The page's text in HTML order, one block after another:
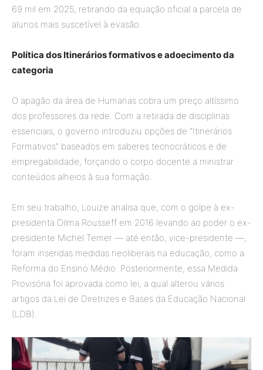
69 mil em 2025, retirando da equação oficial a parcela de
alunos mais suscetível à evasão.
Política dos Itinerários formativos e adoecimento da
categoria
O apagão da área de Humanas cobra um preço altíssimo
dos professores da rede. Com a retirada de disciplinas
essenciais, o governo introduziu opções de “Itinerários
Formativos” baseados em saberes tecnocráticos e de
empregabilidade, forçando o corpo docente a ministrar
conteúdos alheios à sua formação.
Em seu trabalho, Louize analisa que, com o golpe à ex-
presidenta Dilma Rousseff em 2016 levando ao poder o ex-
presidente Michel Temer — até então, vice-presidente —,
foram inseridas medidas neoliberais na educação, como a
Reforma do Ensino Médio. Posteriormente, essa Medida
Provisória foi aprovada como lei, a qual alterou vários
artigos da Lei de Diretrizes e Bases da Educação Nacional
(LDB).